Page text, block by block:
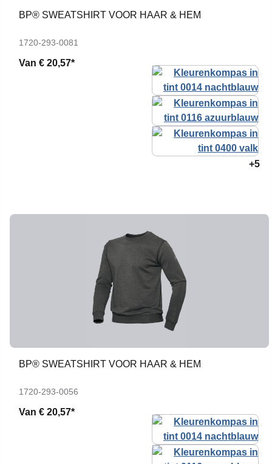
BP® SWEATSHIRT VOOR HAAR & HEM
1720-293-0081
Van € 20,57*
+5
BP® SWEATSHIRT VOOR HAAR & HEM
1720-293-0056
Van € 20,57*